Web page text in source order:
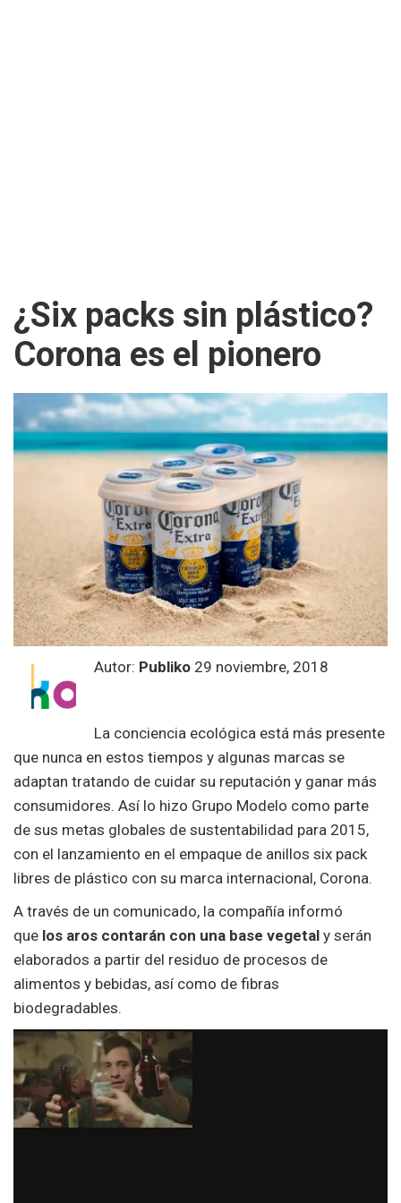
¿Six packs sin plástico?
Corona es el pionero
Autor: Publiko 29 noviembre, 2018
La conciencia ecológica está más presente
que nunca en estos tiempos y algunas marcas se
adaptan tratando de cuidar su reputación y ganar más
consumidores. Así lo hizo Grupo Modelo como parte
de sus metas globales de sustentabilidad para 2015,
con el lanzamiento en el empaque de anillos six pack
libres de plástico con su marca internacional, Corona.
A través de un comunicado, la compañía informó
que los aros contarán con una base vegetal y serán
elaborados a partir del residuo de procesos de
alimentos y bebidas, así como de fibras
biodegradables.